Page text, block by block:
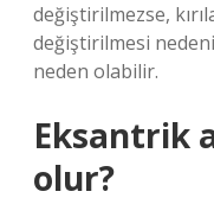
değiştirilmezse,
değiştirilmesi
neden olabilir.
Eksantrik
olur?